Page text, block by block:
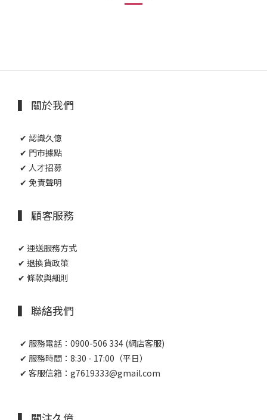
▍ 關於我們
✔ 認識久億
✔ 門市據點
✔ 人才招募
✔ 免責聲明
▍ 顧客服務
✔ 運送服務方式
✔ 退換貨政策
✔ 條款與細則
▍ 聯絡我們
✔ 服務電話：0900-506 334 (網店客服)
✔ 服務時間：8:30 - 17:00（平日）
✔ 客服信箱：g7619333@gmail.com